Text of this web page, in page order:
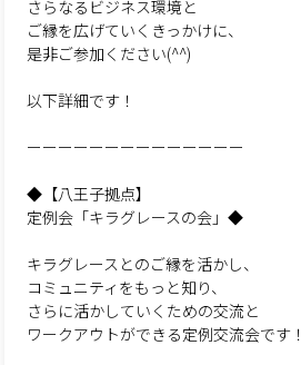
さらなるビジネス環境と
ご縁を広げていくきっかけに、
是非ご参加ください(^^)
以下詳細です！
ーーーーーーーーーーーーーー
◆【八王子拠点】
定例会「キラグレースの会」◆
キラグレースとのご縁を活かし、
コミュニティをもっと知り、
さらに活かしていくための交流と
ワークアウトができる定例交流会です！